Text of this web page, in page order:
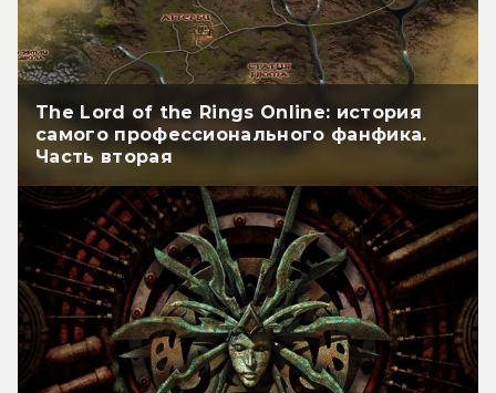
The Lord of the Rings Online: история
самого профессионального фанфика.
Часть вторая